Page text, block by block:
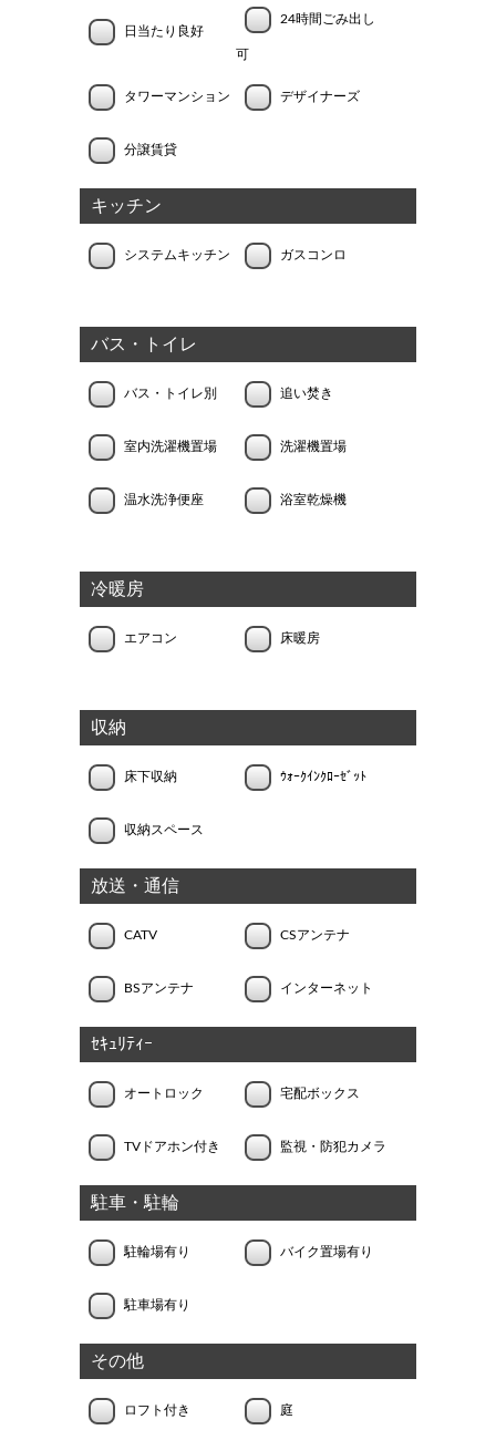
日当たり良好
24時間ごみ出し
可
タワーマンション デザイナーズ
分譲賃貸
キッチン
システムキッチン ガスコンロ
バス・トイレ
バス・トイレ別 追い焚き
室内洗濯機置場 洗濯機置場
温水洗浄便座 浴室乾燥機
冷暖房
エアコン 床暖房
収納
床下収納 ｳｫｰｸｲﾝｸﾛｰｾﾞｯﾄ
収納スペース
放送・通信
CATV CSアンテナ
BSアンテナ インターネット
ｾｷｭﾘﾃｨｰ
オートロック 宅配ボックス
TVドアホン付き 監視・防犯カメラ
駐車・駐輪
駐輪場有り バイク置場有り
駐車場有り
その他
ロフト付き 庭